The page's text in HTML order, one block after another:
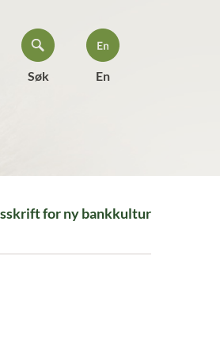
Søk En
for ny bankkultur